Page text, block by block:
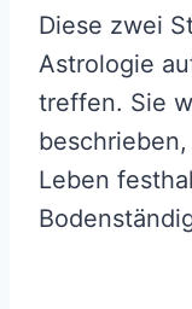
Diese zwei
Astrologie
treffen. Sie
Leben